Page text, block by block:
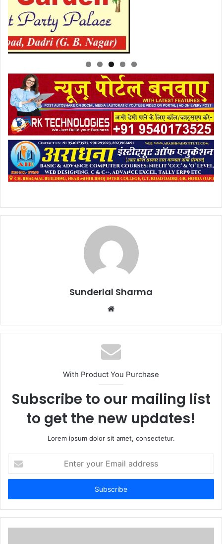
Sunderlal Sharma
Website
With Product You Purchase
Subscribe to our mailing list
to get the new updates!
Lorem ipsum dolor sit amet, consectetur.
your
Email